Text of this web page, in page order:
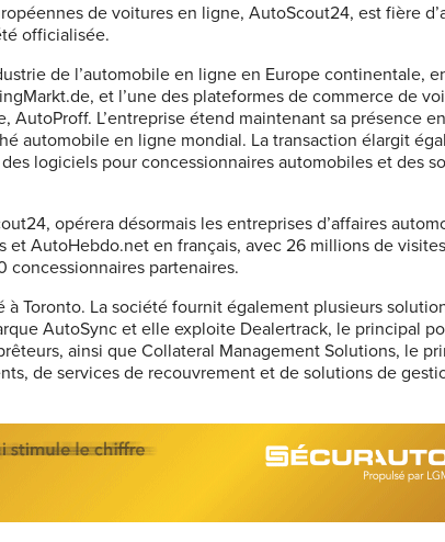
de voitures en ligne, AutoScout24, est fière
officialisée.
de l’automobile en ligne en Europe continentale,
et l’une des plateformes de commerce de
AutoProff. L’entreprise étend maintenant sa présence
automobile en ligne mondial. La transaction élargit
logiciels pour concessionnaires automobiles et des
opérera désormais les entreprises d’affaires
et AutoHebdo.net en français, avec 26 millions de
partenaires.
à Toronto. La société fournit également plusieurs
AutoSync et elle exploite Dealertrack, le principal
ainsi que Collateral Management Solutions, le
de services de recouvrement et de solutions de